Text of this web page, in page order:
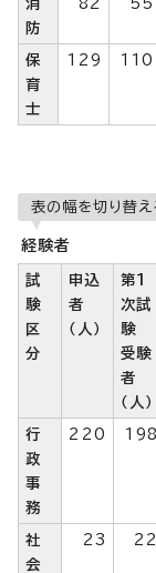
防
保
育
士
129 110
表の幅を切り替え
経験者
試
験
区
分
申込
者
（人）
第1
次試
験
受験
者
（人）
行
政
事
務
220 198
社
会
23 22